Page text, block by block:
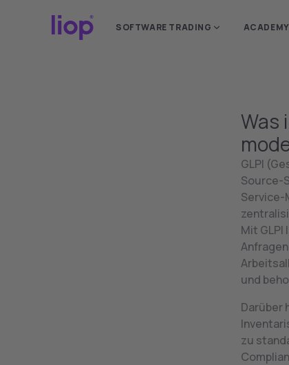
Bitte wählen Sie
SOFTWARE TRADING ACADEMY
Was
GLPI
Source-
Service-
Mit
und
Darüber
zu